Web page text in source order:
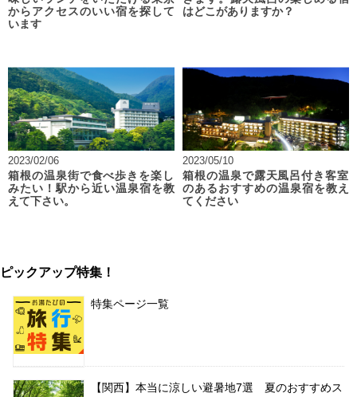
からアクセスのいい宿を探して
います
はどこがありますか？
2023/02/06
箱根の温泉街で食べ歩きを楽し
みたい！駅から近い温泉宿を教
えて下さい。
2023/05/10
箱根の温泉で露天風呂付き客室
のあるおすすめの温泉宿を教え
てください
ピックアップ特集！
特集ページ一覧
【関西】本当に涼しい避暑地7選 夏のおすすめス